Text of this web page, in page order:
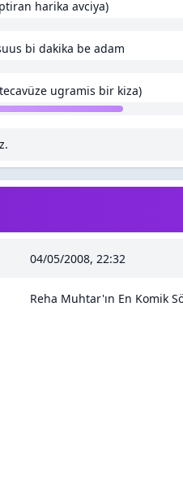
harika avciya)
bi dakika be adam
ugramis bir kiza)
04/05/2008, 22:32
Reha Muhtar'ın En Komik